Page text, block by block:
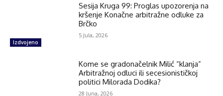
Izdvojeno
Sesija Kruga 99: Proglas upozorenja na
kršenje Konačne arbitražne odluke za
Brčko
5 Jula, 2026
Kome se gradonačelnik Milić “klanja”
Arbitražnoj odluci ili secesionističkoj
politici Milorada Dodika?
28 Juna, 2026